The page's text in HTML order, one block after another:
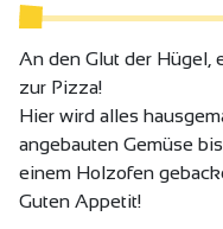
An den Glut der Hügel,
zur Pizza!
Hier wird alles
angebauten Gemüse
einem Holzofen
Guten Appetit!